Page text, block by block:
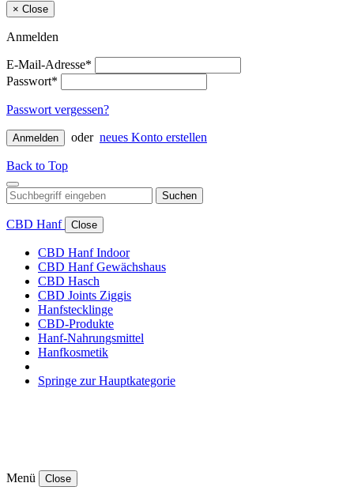
× Close
Anmelden
E-Mail-Adresse*
Passwort*
Passwort vergessen?
Anmelden oder neues Konto erstellen
Back to Top
Suchen
CBD Hanf Close
CBD Hanf Indoor
CBD Hanf Gewächshaus
CBD Hasch
CBD Joints Ziggis
Hanfstecklinge
CBD-Produkte
Hanf-Nahrungsmittel
Hanfkosmetik
Springe zur Hauptkategorie
Menü Close